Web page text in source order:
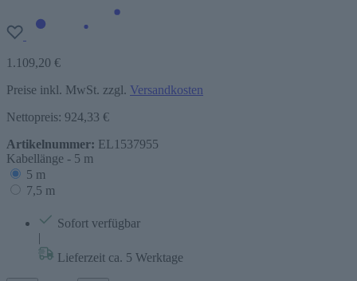
1.109,20 €
Preise inkl. MwSt. zzgl. Versandkosten
Nettopreis: 924,33 €
Artikelnummer: EL1537955
Kabellänge - 5 m
5 m
7,5 m
Sofort verfügbar
|
Lieferzeit ca. 5 Werktage